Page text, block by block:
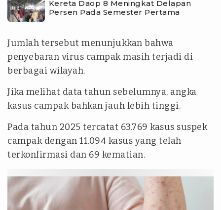
Kereta Daop 8 Meningkat Delapan
Persen Pada Semester Pertama
Jumlah tersebut menunjukkan bahwa
penyebaran virus campak masih terjadi di
berbagai wilayah.
Jika melihat data tahun sebelumnya, angka
kasus campak bahkan jauh lebih tinggi.
Pada tahun 2025 tercatat 63.769 kasus suspek
campak dengan 11.094 kasus yang telah
terkonfirmasi dan 69 kematian.